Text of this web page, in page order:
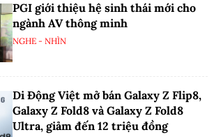
PGI giới thiệu hệ sinh thái mới cho
ngành AV thông minh
NGHE - NHÌN
Di Động Việt mở bán Galaxy Z Flip8,
Galaxy Z Fold8 và Galaxy Z Fold8
Ultra, giảm đến 12 triệu đồng